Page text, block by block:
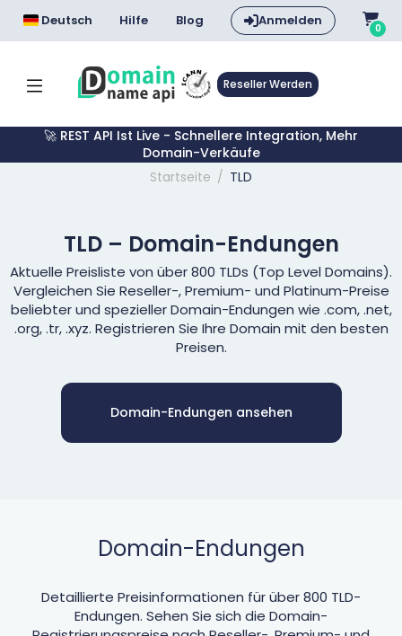
Deutsch Hilfe Blog Anmelden 0
Reseller Werden
🚀 REST API Ist Live - Schnellere Integration, Mehr
Domain-Verkäufe
Startseite
TLD
TLD – Domain-Endungen
Aktuelle Preisliste von über 800 TLDs (Top Level Domains).
Vergleichen Sie Reseller-, Premium- und Platinum-Preise
beliebter und spezieller Domain-Endungen wie .com, .net,
.org, .tr, .xyz. Registrieren Sie Ihre Domain mit den besten
Preisen.
Domain-Endungen ansehen
Domain-Endungen
Detaillierte Preisinformationen für über 800 TLD-
Endungen. Sehen Sie sich die Domain-